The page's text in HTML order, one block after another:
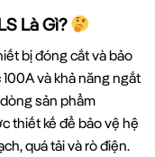
Là Gì?
bị đóng cắt và bảo
và khả năng ngắt
sản phẩm
thiết kế để bảo vệ hệ
quá tải và rò điện.